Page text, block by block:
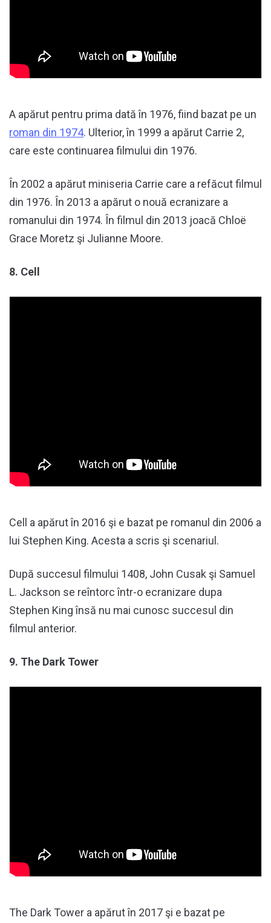
A apărut pentru prima dată în 1976, fiind bazat pe un
roman din 1974. Ulterior, în 1999 a apărut Carrie 2,
care este continuarea filmului din 1976.
În 2002 a apărut miniseria Carrie care a refăcut filmul
din 1976. În 2013 a apărut o nouă ecranizare a
romanului din 1974. În filmul din 2013 joacă Chloë
Grace Moretz şi Julianne Moore.
8. Cell
Cell a apărut în 2016 şi e bazat pe romanul din 2006 a
lui Stephen King. Acesta a scris şi scenariul.
După succesul filmului 1408, John Cusak şi Samuel
L. Jackson se reîntorc într-o ecranizare dupa
Stephen King însă nu mai cunosc succesul din
filmul anterior.
9. The Dark Tower
The Dark Tower a apărut în 2017 şi e bazat pe